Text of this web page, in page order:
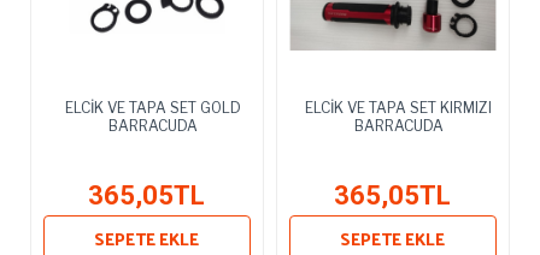
ELCİK VE TAPA SET GOLD
BARRACUDA
365,05TL
SEPETE EKLE
ELCİK VE TAPA SET KIRMIZI
BARRACUDA
365,05TL
SEPETE EKLE